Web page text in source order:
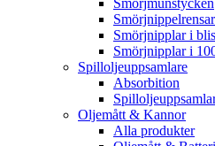
Smörjmunstycken
Smörjnipplar i
Smörjnipplar i
Spilloljeuppsamlare
Absorbition
Oljemått & Kannor
Alla produkter